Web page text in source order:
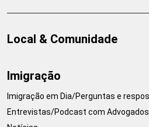
Local & Comunidade
Imigração
Imigração em Dia/Perguntas e
Entrevistas/Podcast com Advogados